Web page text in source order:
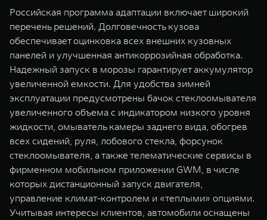
Российская программа адаптации включает широкий
перечень решений. Долговечность кузова
обеспечивает оцинковка всех внешних кузовных
панелей и улучшенная антикоррозийная обработка.
Надежный запуск в морозы гарантирует аккумулятор
увеличенной емкости. Для удобства зимней
эксплуатации предусмотрены бачок стеклоомывателя
увеличенного объема с индикатором низкого уровня
жидкости, омыватель камеры заднего вида, обогрев
всех сидений, руля, лобового стекла, форсунок
стеклоомывателя, а также телематические сервисы в
фирменном мобильном приложении GWM, в числе
которых дистанционный запуск двигателя,
управление климат-контролем и «теплыми» опциями.
Учитывая интересы клиентов, автомобили оснащены